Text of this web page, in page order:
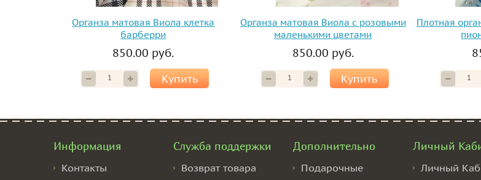
Органза матовая Виола клетка
барберри
850.00 руб.
Купить
Органза матовая Виола с розовыми
маленькими цветами
850.00 руб.
Купить
Плотная
Информация
Контакты
Служба поддержки
Возврат товара
Дополнительно
Подарочные
Личный
Личный